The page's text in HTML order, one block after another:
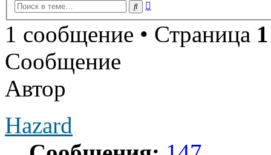
Поиск
1 сообщение • Страница 1
Сообщение
Автор
Hazard